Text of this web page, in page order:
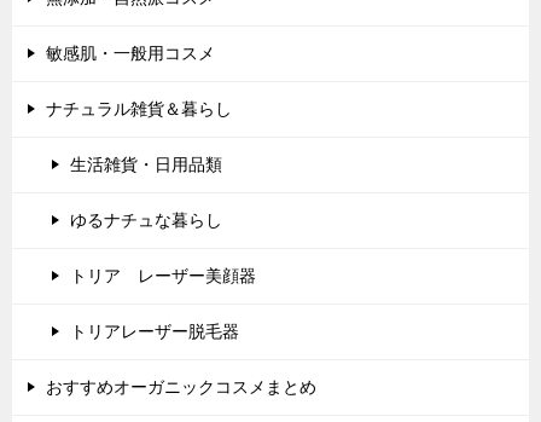
敏感肌・一般用コスメ
ナチュラル雑貨＆暮らし
生活雑貨・日用品類
ゆるナチュな暮らし
トリア レーザー美顔器
トリアレーザー脱毛器
おすすめオーガニックコスメまとめ